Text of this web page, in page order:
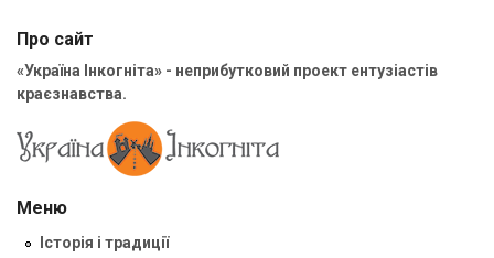
Про сайт
«Україна Інкогніта» - неприбутковий проект ентузіастів
краєзнавства.
Меню
Історія і традиції